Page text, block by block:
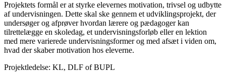
Projektets formål er at styrke elevernes motivation, trivsel og udbytte
af undervisningen. Dette skal ske gennem et udviklingsprojekt, der
undersøger og afprøver hvordan lærere og pædagoger kan
tilrettelægge en skoledag, et undervisningsforløb eller en lektion
med mere varierede undervisningsformer og med afsæt i viden om,
hvad der skaber motivation hos eleverne.
Projektledelse: KL, DLF of BUPL